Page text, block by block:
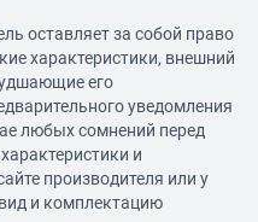
оставляет за собой право
характеристики, внешний
его
уведомления
любых сомнений перед
и
производителя или у
и комплектацию